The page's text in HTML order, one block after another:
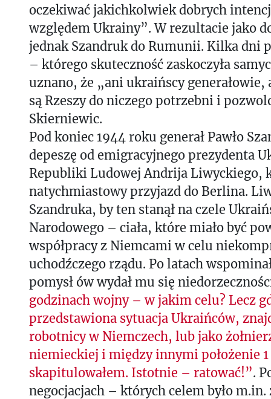
oczekiwać jakichkolwiek dobrych
względem Ukrainy”. W rezultacie jako
jednak Szandruk do Rumunii. Kilka dni
– którego skuteczność zaskoczyła
uznano, że „ani ukraińscy
są Rzeszy do niczego potrzebni i
Skierniewic.
Pod koniec 1944 roku generał Pawło
depeszę od emigracyjnego prezydenta
Republiki Ludowej Andrija Liwyckiego,
natychmiastowy przyjazd do Berlina.
Szandruka, by ten stanął na czele
Narodowego – ciała, które miało być
współpracy z Niemcami w celu
uchodźczego rządu. Po latach
pomysł ów wydał mu się
godzinach wojny – w jakim celu? Lecz
przedstawiona sytuacja Ukraińców,
robotnicy w Niemczech, lub jako
niemieckiej i między innymi położenie
skapitulowałem. Istotnie – ratować!”.
negocjacjach – których celem było m.in.